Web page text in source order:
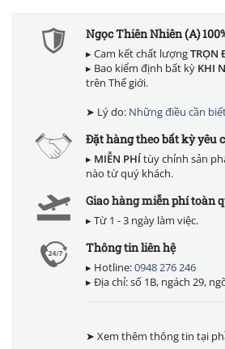
Ngọc Thiên Nhiên (A)
▸ Cam kết chất lượngTRỌN
▸ Bao kiểm định bất kỳ KHI
trên Thế giới.
➤ Lý do: Những điều cần
Đặt hàng theo bất kỳ yêu
▸ MIỄN PHÍtùy chỉnh sản
nào từ quý khách.
Giao hàng miễn phí toàn
▸ Từ 1 - 3 ngày làm việc.
Thông tin liên hệ
▸ Hotline:0948 276 246
▸ Địa chỉ: số 1B, ngách 29,
➤ Xem thêm thông tin tại